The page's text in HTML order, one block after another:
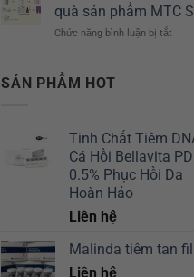
Skin
cho
hàng
giả
MTC
Skin
quà sản phẩm MTC
Chức năng bình luận bị tắt
sản
MTC
SẢN PHẨM HOT
Tinh Chất Tiêm
Cá Hồi Bellavita
0.5% Phục Hồi Da
Hoàn Hảo
Liên hệ
Malinda tiêm tan
Liên hệ